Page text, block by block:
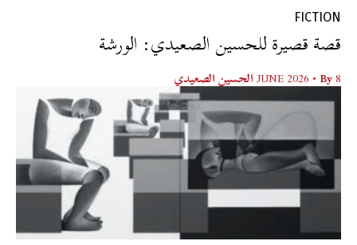
FICTION
قصة قصيرة للحسين الصعيدي: الورشة
8 JUNE 2026
• By الحسين الصعيدي